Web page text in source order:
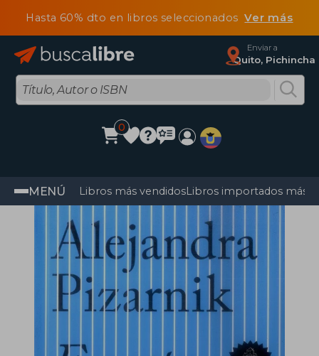
Hasta 60% dto en libros seleccionadosVer más
Enviar a
Quito, Pichincha
0
MENÚ Libros más vendidosLibros importados más